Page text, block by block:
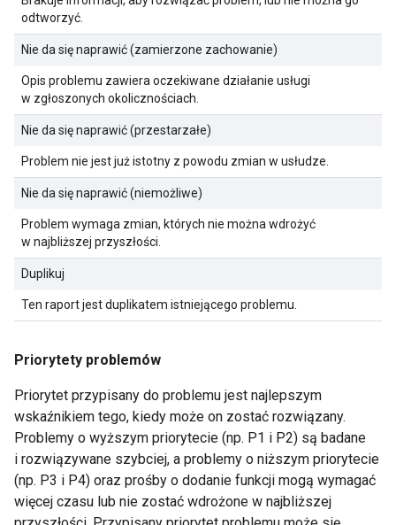
odtworzyć.
Nie da się naprawić (zamierzone zachowanie)
Opis problemu zawiera oczekiwane działanie usługi
w zgłoszonych okolicznościach.
Nie da się naprawić (przestarzałe)
Problem nie jest już istotny z powodu zmian w usłudze.
Nie da się naprawić (niemożliwe)
Problem wymaga zmian, których nie można wdrożyć
w najbliższej przyszłości.
Duplikuj
Ten raport jest duplikatem istniejącego problemu.
Priorytety problemów
Priorytet przypisany do problemu jest najlepszym
wskaźnikiem tego, kiedy może on zostać rozwiązany.
Problemy o wyższym priorytecie (np. P1 i P2) są badane
i rozwiązywane szybciej, a problemy o niższym priorytecie
(np. P3 i P4) oraz prośby o dodanie funkcji mogą wymagać
więcej czasu lub nie zostać wdrożone w najbliższej